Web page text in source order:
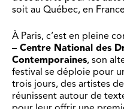
soit au Québec, en
À Paris, c’est en pleine
– Centre National des
Contemporaines, son
festival se déploie pour
trois jours, des artistes
réunissent autour de